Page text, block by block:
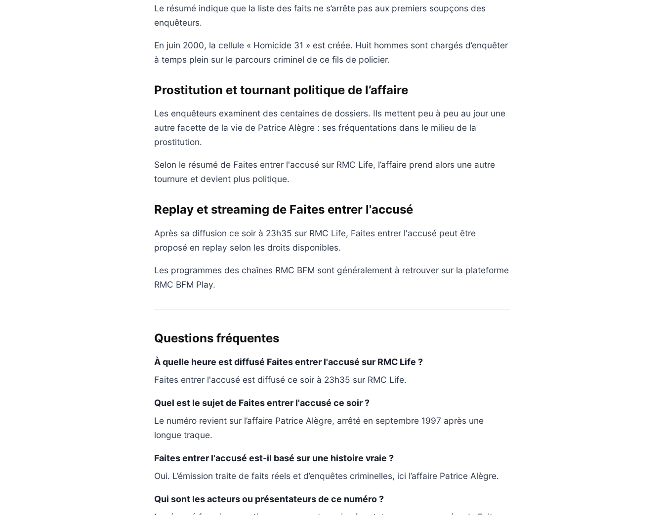
Le résumé indique que la liste des faits ne s’arrête pas aux premiers soupçons des
enquêteurs.
En juin 2000, la cellule « Homicide 31 » est créée. Huit hommes sont chargés d’enquêter
à temps plein sur le parcours criminel de ce fils de policier.
Prostitution et tournant politique de l’affaire
Les enquêteurs examinent des centaines de dossiers. Ils mettent peu à peu au jour une
autre facette de la vie de Patrice Alègre : ses fréquentations dans le milieu de la
prostitution.
Selon le résumé de Faites entrer l'accusé sur RMC Life, l’affaire prend alors une autre
tournure et devient plus politique.
Replay et streaming de Faites entrer l'accusé
Après sa diffusion ce soir à 23h35 sur RMC Life, Faites entrer l'accusé peut être
proposé en replay selon les droits disponibles.
Les programmes des chaînes RMC BFM sont généralement à retrouver sur la plateforme
RMC BFM Play.
Questions fréquentes
À quelle heure est diffusé Faites entrer l'accusé sur RMC Life ?
Faites entrer l'accusé est diffusé ce soir à 23h35 sur RMC Life.
Quel est le sujet de Faites entrer l'accusé ce soir ?
Le numéro revient sur l’affaire Patrice Alègre, arrêté en septembre 1997 après une
longue traque.
Faites entrer l'accusé est-il basé sur une histoire vraie ?
Oui. L’émission traite de faits réels et d’enquêtes criminelles, ici l’affaire Patrice Alègre.
Qui sont les acteurs ou présentateurs de ce numéro ?